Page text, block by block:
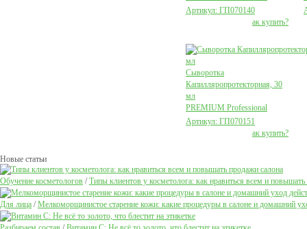
Артикул: ГП070140
ак купить?
Сыворотка
Капилляропротекторная, 30
мл
PREMIUM Professional
Артикул: ГП070151
ак купить?
Новые статьи
Обучение косметологов / Типы клиентов у косметолога: как нравиться всем и
Для лица / Мелкоморщинистое старение кожи: какие процедуры в салоне и домашний